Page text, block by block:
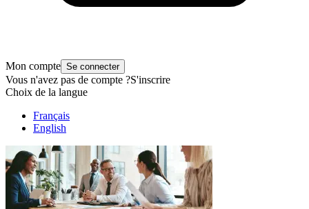
Mon compte Se connecter
Vous n'avez pas de compte ?S'inscrire
Choix de la langue
Français
English